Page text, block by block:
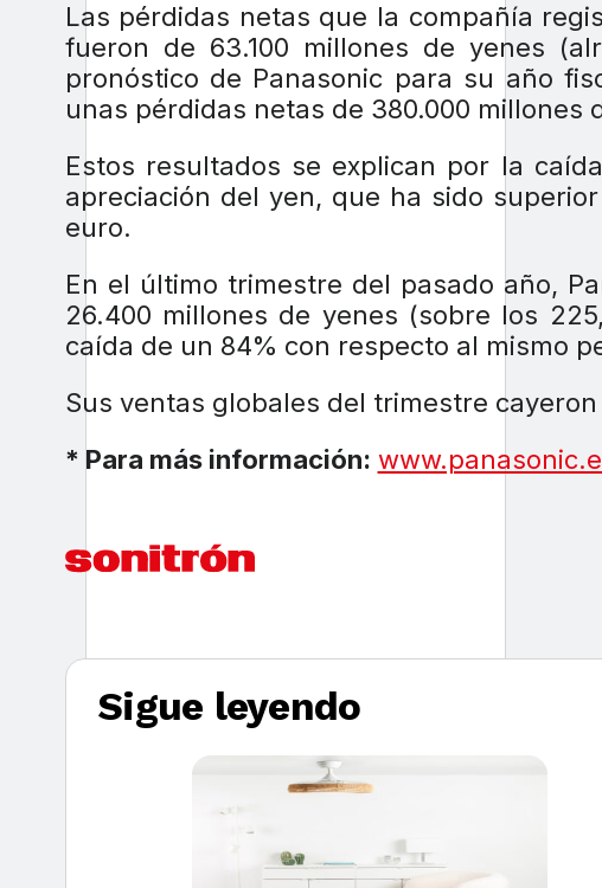
Las pérdidas netas que la compañía
fueron de 63.100 millones de yenes
pronóstico de Panasonic para su año
unas pérdidas netas de 380.000 millones
Estos resultados se explican por la
apreciación del yen, que ha sido
euro.
En el último trimestre del pasado año,
26.400 millones de yenes (sobre los
caída de un 84% con respecto al mismo
Sus ventas globales del trimestre
* Para más información:
Sigue leyendo